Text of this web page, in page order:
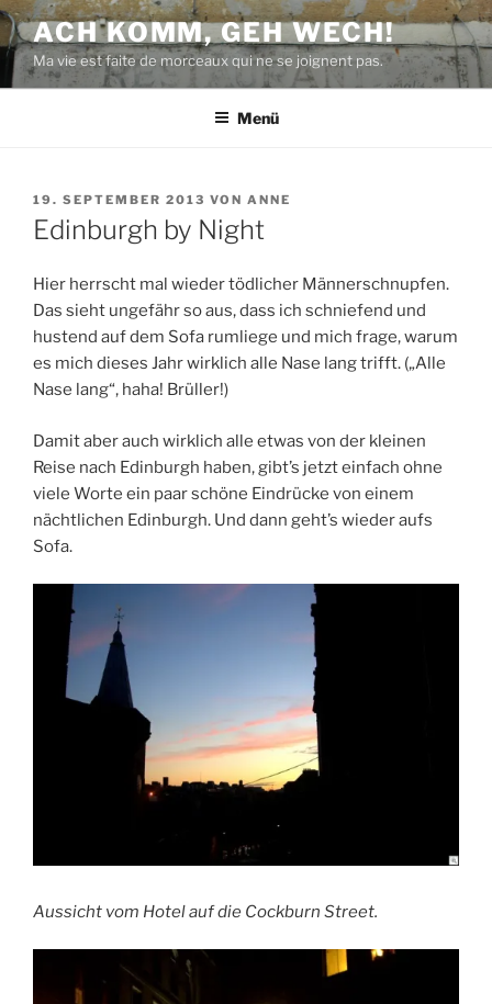
Zum
Inhalt
springen
ACH KOMM, GEH WECH!
Ma vie est faite de morceaux qui ne se joignent pas.
Menü
VERÖFFENTLICHT
AM
19. SEPTEMBER 2013 VON ANNE
Edinburgh by Night
Hier herrscht mal wieder tödlicher Männerschnupfen.
Das sieht ungefähr so aus, dass ich schniefend und
hustend auf dem Sofa rumliege und mich frage, warum
es mich dieses Jahr wirklich alle Nase lang trifft. („Alle
Nase lang“, haha! Brüller!)
Damit aber auch wirklich alle etwas von der kleinen
Reise nach Edinburgh haben, gibt’s jetzt einfach ohne
viele Worte ein paar schöne Eindrücke von einem
nächtlichen Edinburgh. Und dann geht’s wieder aufs
Sofa.
Aussicht vom Hotel auf die Cockburn Street.